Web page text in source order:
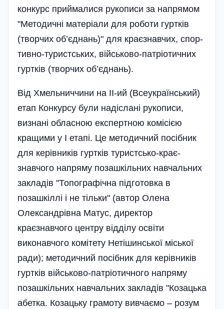
конкурс приймалися рукописи за напрямом
"Методичні матеріали для роботи гуртків
(творчих об’є­днань)" для краєзнавчих, спор­
тивно-туристських, війсь­ково-патріотичних
гурт­ків (твор­чих об’єднань).
Від Хмельниччини на ІІ-ий (Всеукраїнський)
етап Конкурсу були надіслані рукописи,
визнані обласною експертною комісією
кращими у І етапі. Це методичний посібник
для керівників гуртків туристсько-крає­
знавчого напряму позашкільних навчальних
закладів "Топографічна підготовка в
позашкіллі і не тільки" (автор Олена
Олександрівна Матус, директор
краєзнавчого центру відділу освіти
виконавчого комітету Нетішинської міської
ради); методичний посібник для керівників
гуртків військово-патріотичного напряму
позашкільних навчальних закладів "Козацька
абетка. Козацьку грамоту вивчаємо – розум